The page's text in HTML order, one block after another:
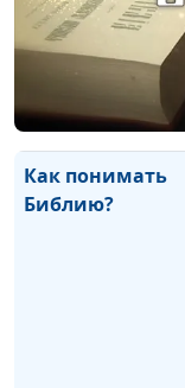
Как понимать
Библию?